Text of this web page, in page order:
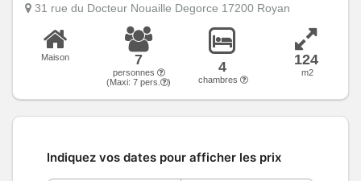
31 rue du Docteur Nouaille Degorce 17200 Royan
Maison 7
personnes
(Maxi: 7 pers. )
4
chambres
124
m2
Indiquez vos dates pour afficher les prix